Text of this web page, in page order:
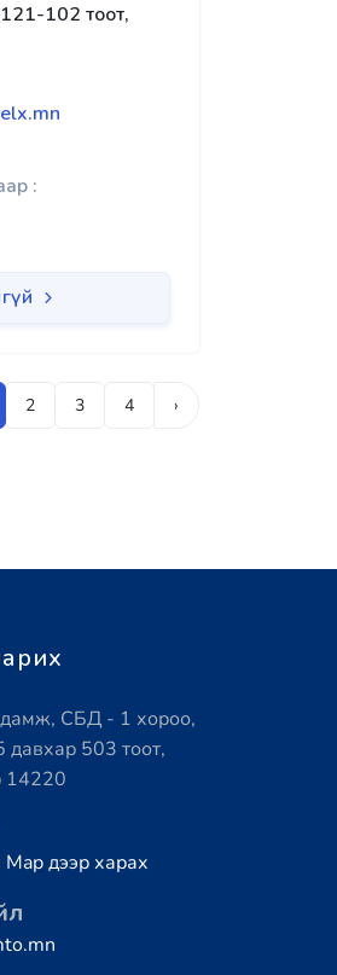
102 тоот,
:
2 3 4 ›
СБД - 1 хороо,
давхар 503 тоот,
14220
дээр харах